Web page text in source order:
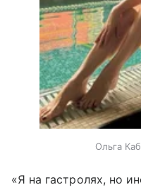
Ольга
«Я на гастролях, но